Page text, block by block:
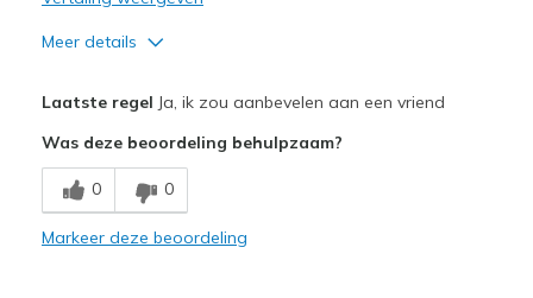
Meer details
Breathe Well
Comfortable
Laatste regel Ja, ik zou aanbevelen aan een vriend
Was deze beoordeling behulpzaam?
0 0
Markeer deze beoordeling